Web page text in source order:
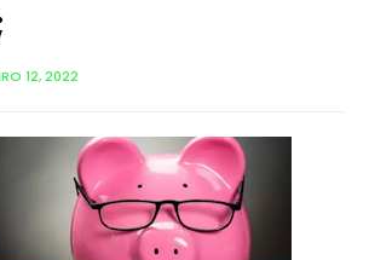
12, 2022